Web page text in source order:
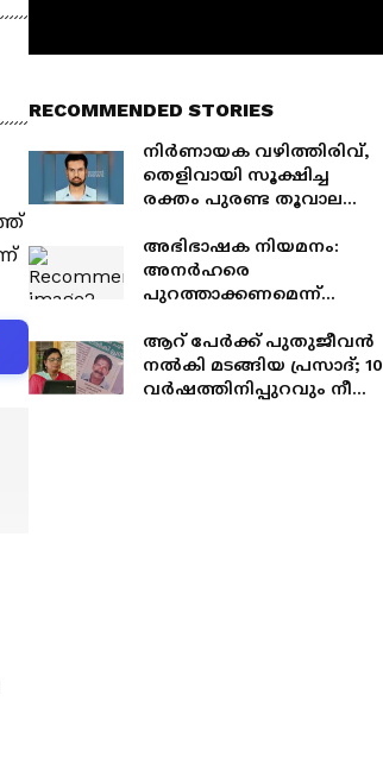
RECOMMENDED STORIES
നിർണായക വഴിത്തിരിവ്,
തെളിവായി സൂക്ഷിച്ച
രക്തം പുരണ്ട തൂവാല
ഫസൽ വധക്കേസിലെ
തൂവാല കണ്ടെത്തി
അഭിഭാഷക നിയമനം:
അനർഹരെ
പുറത്താക്കണമെന്ന്
മുഖ്യമന്ത്രിക്ക്
നിഷേധാത്മക
നിലപാടെന്നും
ആറ് പേർക്ക് പുതുജീവൻ
നൽകി മടങ്ങിയ പ്രസാദ്; 10
വർഷത്തിനിപ്പുറവും നീതി